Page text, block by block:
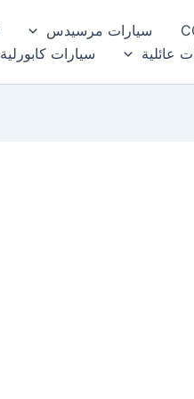
سيارات مرسيدس
عائلية سيارات كابورلية